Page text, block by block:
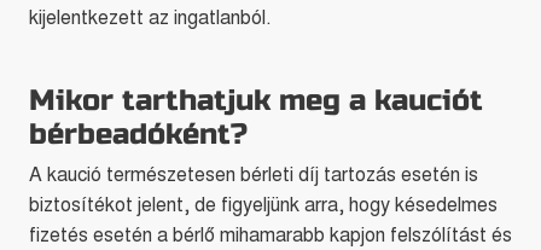
kijelentkezett az ingatlanból.
Mikor tarthatjuk meg a kauciót
bérbeadóként?
A kaució természetesen bérleti díj tartozás esetén is
biztosítékot jelent, de figyeljünk arra, hogy késedelmes
fizetés esetén a bérlő mihamarabb kapjon felszólítást és